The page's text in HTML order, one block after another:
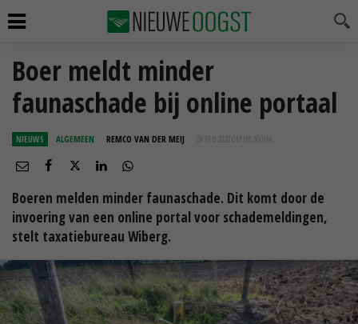
Boer meldt minder
faunaschade bij online portaal
NIEUWS ALGEMEEN REMCO VAN DER MEIJ 08 FEB 2020 OM 08:26
Boeren melden minder faunaschade. Dit komt door de
invoering van een online portal voor schademeldingen,
stelt taxatiebureau Wiberg.